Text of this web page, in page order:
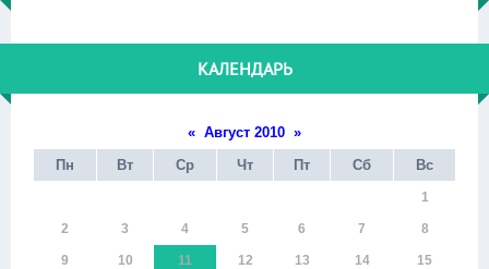
КАЛЕНДАРЬ
« Август 2010 »
Пн
Вт Ср Чт Пт Сб Вс
1
2 3 4 5 6 7 8
9 10 11 12 13 14 15